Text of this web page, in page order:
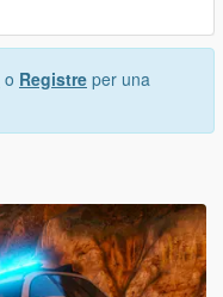
o Registre per una